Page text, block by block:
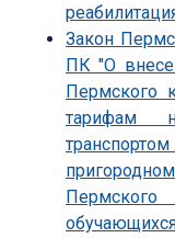
Закон
ПК "О
Пермского
тарифам